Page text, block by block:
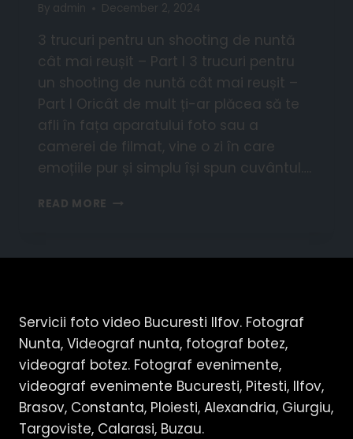
By admin December 2, 2024
3 trucuri pentru un shooting de nuntă
cât mai reușit – Part I 3 trucuri pentru
un shooting de nuntă cât mai reușit –
Part I Oricât de mult ți-ar plăcea să te
afli în fața aparatului foto sau a
camerei de filmat, vine o zi în care
emoțiile pur și simplu își spun cuvântul….
READ MORE
Servicii foto video Bucuresti Ilfov. Fotograf
Nunta, Videograf nunta, fotograf botez,
videograf botez. Fotograf evenimente,
videograf evenimente Bucuresti, Pitesti, Ilfov,
Brasov, Constanta, Ploiesti, Alexandria, Giurgiu,
Targoviste, Calarasi, Buzau.